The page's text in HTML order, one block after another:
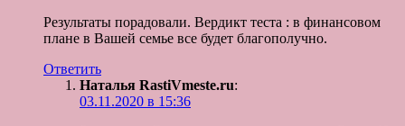
Результаты порадовали. Вердикт теста : в финансовом
плане в Вашей семье все будет благополучно.
Ответить
Наталья RastiVmeste.ru:
03.11.2020 в 15:36